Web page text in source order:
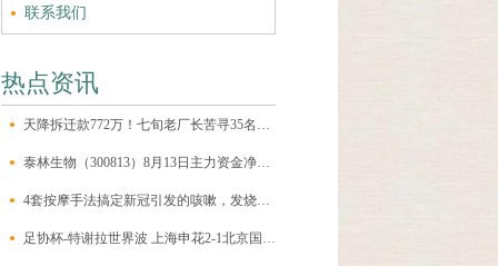
联系我们
热点资讯
天降拆迁款772万！七旬老厂长苦寻35名失联职工：“回来领钱！”
泰林生物（300813）8月13日主力资金净卖出182.79万元
4套按摩手法搞定新冠引发的咳嗽，发烧，刀片嗓，太实用了，家长一定要学会
足协杯-特谢拉世界波 上海申花2-1北京国安晋级